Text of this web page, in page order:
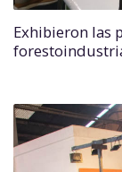
Exhibieron las